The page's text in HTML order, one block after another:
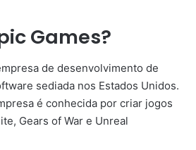
Games?
de desenvolvimento de
sediada nos Estados Unidos.
é conhecida por criar jogos
Gears of War e Unreal